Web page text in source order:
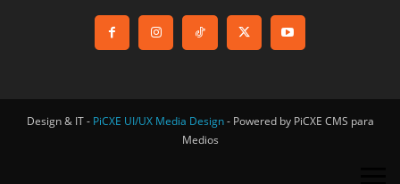
Design & IT - PiCXE UI/UX Media Design- Powered by PiCXE CMS para
Medios